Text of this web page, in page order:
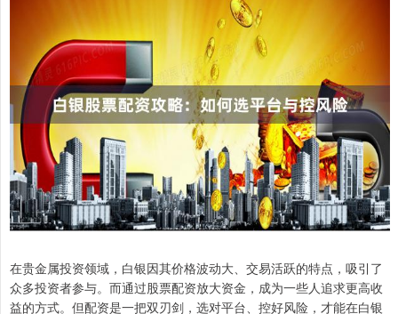
在贵金属投资领域，白银因其价格波动大、交易活跃的特点，吸引了
众多投资者参与。而通过股票配资放大资金，成为一些人追求更高收
益的方式。但配资是一把双刃剑，选对平台、控好风险，才能在白银